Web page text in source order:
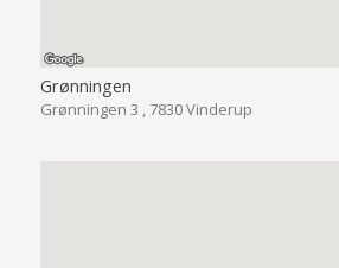
Grønningen
Grønningen 3 , 7830 Vinderup